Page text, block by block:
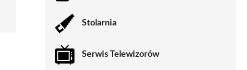
Stolarnia
Serwis Telewizorów